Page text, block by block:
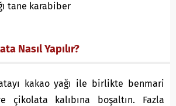
tane karabiber
Nasıl Yapılır?
kakao yağı ile birlikte benmari
çikolata kalıbına boşaltın. Fazla